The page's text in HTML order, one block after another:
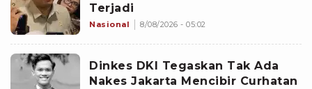
Terjadi
Nasional 8/08/2026 - 05:02
Dinkes DKI Tegaskan Tak Ada
Nakes Jakarta Mencibir Curhatan